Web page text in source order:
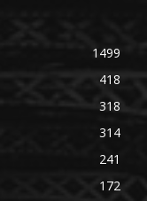
1499
418
318
314
241
172